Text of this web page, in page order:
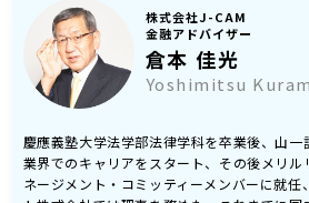
株式会社J-CAM
金融アドバイザー
倉本 佳光
Yoshimitsu
慶應義塾大学法学部法律学科を卒業後、山
業界でのキャリアをスタート、その後メリル
ネージメント・コミッティーメンバーに就任